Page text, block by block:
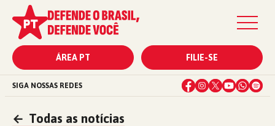
ÁREA PT FILIE-SE
SIGA NOSSAS REDES
← Todas as notícias